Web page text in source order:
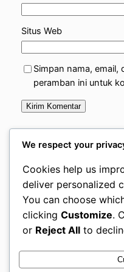
Situs Web
Simpan nama, email,
peramban ini untuk
–
We respect your
Cookies help us
deliver personalized
You can choose
clicking Customize.
or Reject All to